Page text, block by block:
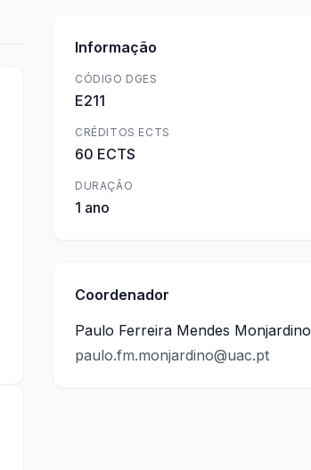
Informação
CÓDIGO DGES
E211
CRÉDITOS ECTS
60 ECTS
DURAÇÃO
1 ano
Coordenador
Paulo Ferreira Mendes Monjardino
paulo.fm.monjardino@uac.pt